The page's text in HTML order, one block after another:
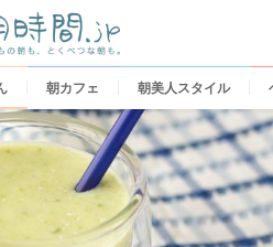
朝カフェ 朝美人スタイル